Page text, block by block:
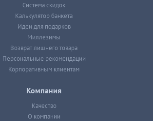
Система скидок
Калькулятор банкета
Идеи для подарков
Миллезимы
Возврат лишнего товара
Персональные рекомендации
Корпоративным клиентам
Компания
Качество
О компании